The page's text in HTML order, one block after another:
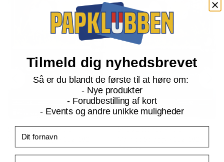
SV10 Destined Rivals
Marnie's Scraggy - 132/182
SV10 Destined Rivals
Reverse
Tilmeld dig nyhedsbrevet
Så er du blandt de første til at høre om:
- Nye produkter
- Forudbestilling af kort
- Events og andre unikke muligheder